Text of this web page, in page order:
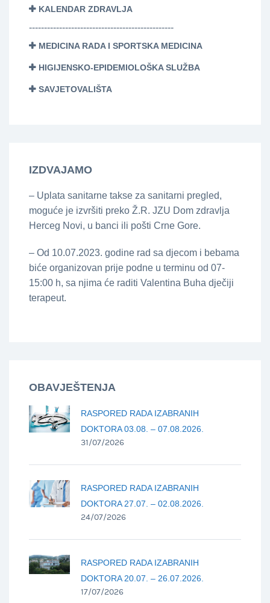
KALENDAR ZDRAVLJA
------------------------------------------------
MEDICINA RADA I SPORTSKA MEDICINA
HIGIJENSKO-EPIDEMIOLOŠKA SLUŽBA
SAVJETOVALIŠTA
IZDVAJAMO
– Uplata sanitarne takse za sanitarni pregled,
moguće je izvršiti preko Ž.R. JZU Dom zdravlja
Herceg Novi, u banci ili pošti Crne Gore.
– Od 10.07.2023. godine rad sa djecom i bebama
biće organizovan prije podne u terminu od 07-
15:00 h, sa njima će raditi Valentina Buha dječiji
terapeut.
OBAVJEŠTENJA
RASPORED RADA IZABRANIH
DOKTORA 03.08. – 07.08.2026.
31/07/2026
RASPORED RADA IZABRANIH
DOKTORA 27.07. – 02.08.2026.
24/07/2026
RASPORED RADA IZABRANIH
DOKTORA 20.07. – 26.07.2026.
17/07/2026